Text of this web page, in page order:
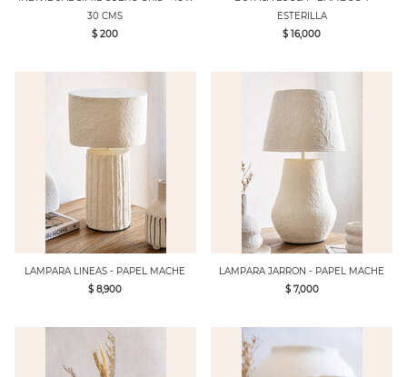
30 CMS
$ 200
ESTERILLA
$ 16,000
LAMPARA LINEAS - PAPEL MACHE
$ 8,900
LAMPARA JARRON - PAPEL MACHE
$ 7,000